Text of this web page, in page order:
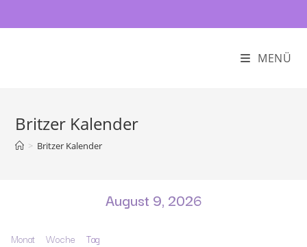
MENÜ
Britzer Kalender
> Britzer Kalender
August 9, 2026
Monat Woche Tag